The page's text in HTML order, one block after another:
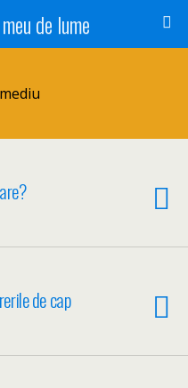
de lume
de cap